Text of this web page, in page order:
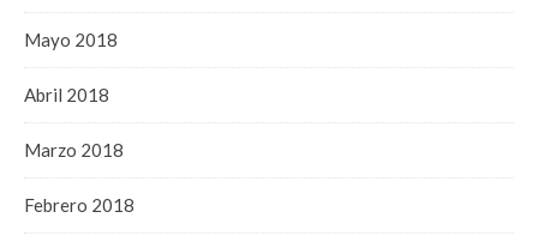
Mayo 2018
Abril 2018
Marzo 2018
Febrero 2018